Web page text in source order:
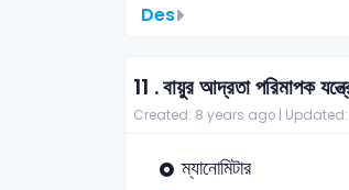
Des
11 .বায়ুর আদ্রতা পরিমাপক
Created: 8 years ago |
ম্যানোমিটার